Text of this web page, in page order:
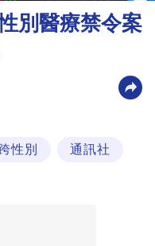
別醫療禁令案
性別 通訊社